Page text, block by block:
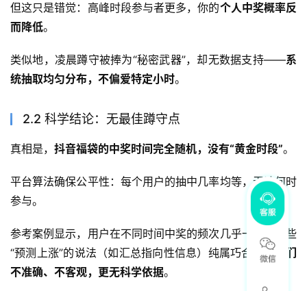
但这只是错觉：高峰时段参与者更多，你的个人中奖概率反
而降低。
类似地，凌晨蹲守被捧为“秘密武器”，却无数据支持——系
统抽取均匀分布，不偏爱特定小时。
2.2 科学结论：无最佳蹲守点
真相是， 抖音福袋的中奖时间完全随机，没有“黄金时段”。
平台算法确保公平性：每个用户的抽中几率均等，无论何时
参与。
参考案例显示，用户在不同时间中奖的频次几乎一致。那些
“预测上涨”的说法（如汇总指向性信息）纯属巧合——它们
不准确、不客观，更无科学依据。